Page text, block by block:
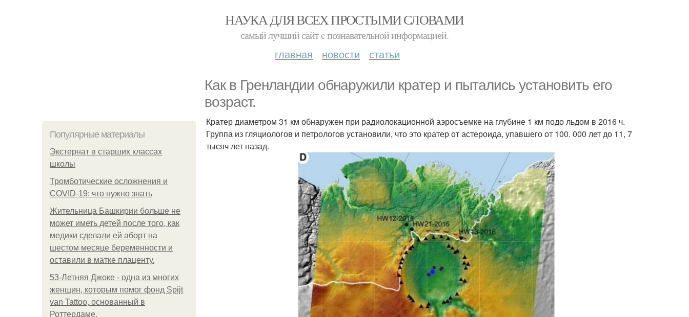
НАУКА ДЛЯ ВСЕХ ПРОСТЫМИ СЛОВАМИ
самый лучший сайт c познавательной информацией.
главная новости статьи
Как в Гренландии обнаружили кратер и пытались установить его
возраст.
Популярные материалы
Экстернат в старших классах
школы
Тромботические осложнения и
COVID-19: что нужно знать
Жительница Башкирии больше не
может иметь детей после того, как
медики сделали ей аборт на
шестом месяце беременности и
оставили в матке плаценту.
53-Летняя Джоке - одна из многих
женщин, которым помог фонд Spijt
van Tattoo, основанный в
Роттердаме.
Кратер диаметром 31 км обнаружен при радиолокационной аэросъемке на глубине 1 км подо льдом в 2016 ч.
Группа из гляциологов и петрологов установили, что это кратер от астероида, упавшего от 100. 000 лет до 11, 7
тысяч лет назад.